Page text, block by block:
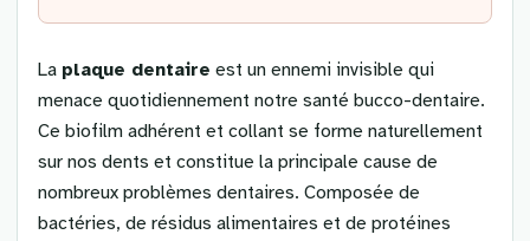
La plaque dentaire est un ennemi invisible qui
menace quotidiennement notre santé bucco-dentaire.
Ce biofilm adhérent et collant se forme naturellement
sur nos dents et constitue la principale cause de
nombreux problèmes dentaires. Composée de
bactéries, de résidus alimentaires et de protéines